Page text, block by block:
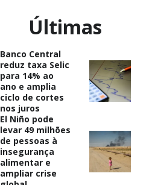
Últimas
Banco Central
reduz taxa Selic
para 14% ao
ano e amplia
ciclo de cortes
nos juros
El Niño pode
levar 49 milhões
de pessoas à
insegurança
alimentar e
ampliar crise